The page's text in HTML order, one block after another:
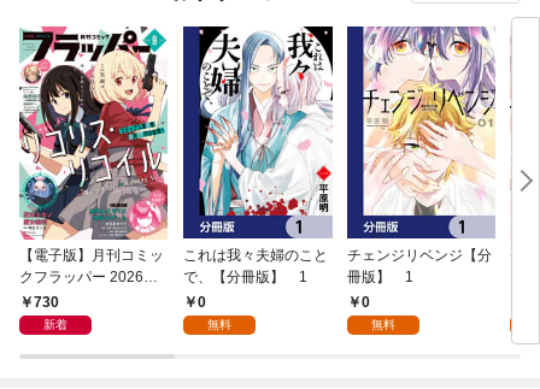
【電子版】月刊コミッ
クフラッパー 2026年9
月号730
新着
これは我々夫婦のこと
で、【分冊版】 1
0
無料
チェンジリベンジ【分
冊版】 1
0
無料
チ